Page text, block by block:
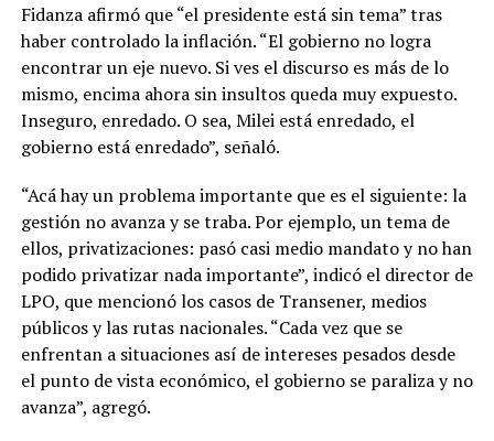
Fidanza afirmó que “el presidente está sin tema” tras
haber controlado la inflación. “El gobierno no logra
encontrar un eje nuevo. Si ves el discurso es más de lo
mismo, encima ahora sin insultos queda muy expuesto.
Inseguro, enredado. O sea, Milei está enredado, el
gobierno está enredado”, señaló.
“Acá hay un problema importante que es el siguiente: la
gestión no avanza y se traba. Por ejemplo, un tema de
ellos, privatizaciones: pasó casi medio mandato y no han
podido privatizar nada importante”, indicó el director de
LPO, que mencionó los casos de Transener, medios
públicos y las rutas nacionales. “Cada vez que se
enfrentan a situaciones así de intereses pesados desde
el punto de vista económico, el gobierno se paraliza y no
avanza”, agregó.